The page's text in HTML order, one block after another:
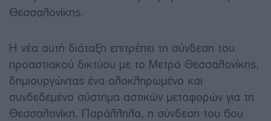
Θεσσαλονίκης.
Η νέα αυτή διάταξη επιτρέπει τη σύνδεση του
προαστιακού δικτύου με το Μετρό Θεσσαλονίκης,
δημιουργώντας ένα ολοκληρωμένο και
συνδεδεμένο σύστημα αστικών μεταφορών για τη
Θεσσαλονίκη. Παράλληλα, η σύνδεση του 6ου